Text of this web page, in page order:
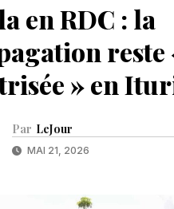
en RDC : la
reste
» en
Par LeJour
MAI 21, 2026